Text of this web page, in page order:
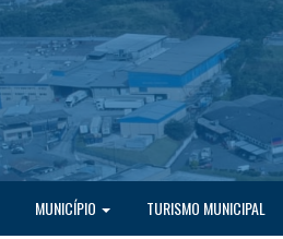
MUNICÍPIO TURISMO MUNICIPAL